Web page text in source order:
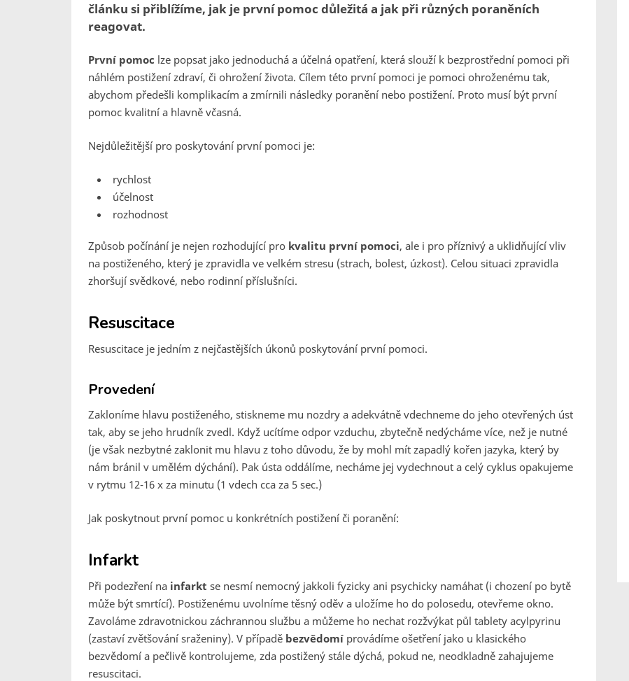
článku si přiblížíme, jak je první pomoc důležitá a jak při různých poraněních
reagovat.
První pomoc lze popsat jako jednoduchá a účelná opatření, která slouží k bezprostřední pomoci při
náhlém postižení zdraví, či ohrožení života. Cílem této první pomoci je pomoci ohroženému tak,
abychom předešli komplikacím a zmírnili následky poranění nebo postižení. Proto musí být první
pomoc kvalitní a hlavně včasná.
Nejdůležitější pro poskytování první pomoci je:
rychlost
účelnost
rozhodnost
Způsob počínání je nejen rozhodující pro kvalitu první pomoci, ale i pro příznivý a uklidňující vliv
na postiženého, který je zpravidla ve velkém stresu (strach, bolest, úzkost). Celou situaci zpravidla
zhoršují svědkové, nebo rodinní příslušníci.
Resuscitace
Resuscitace je jedním z nejčastějších úkonů poskytování první pomoci.
Provedení
Zakloníme hlavu postiženého, stiskneme mu nozdry a adekvátně vdechneme do jeho otevřených úst
tak, aby se jeho hrudník zvedl. Když ucítíme odpor vzduchu, zbytečně nedýcháme více, než je nutné
(je však nezbytné zaklonit mu hlavu z toho důvodu, že by mohl mít zapadlý kořen jazyka, který by
nám bránil v umělém dýchání). Pak ústa oddálíme, necháme jej vydechnout a celý cyklus opakujeme
v rytmu 12-16 x za minutu (1 vdech cca za 5 sec.)
Jak poskytnout první pomoc u konkrétních postižení či poranění:
Infarkt
Při podezření na infarkt se nesmí nemocný jakkoli fyzicky ani psychicky namáhat (i chození po bytě
může být smrtící). Postiženému uvolníme těsný oděv a uložíme ho do polosedu, otevřeme okno.
Zavoláme zdravotnickou záchrannou službu a můžeme ho nechat rozžvýkat půl tablety acylpyrinu
(zastaví zvětšování sraženiny). V případě bezvědomí provádíme ošetření jako u klasického
bezvědomí a pečlivě kontrolujeme, zda postižený stále dýchá, pokud ne, neodkladně zahajujeme
resuscitaci.